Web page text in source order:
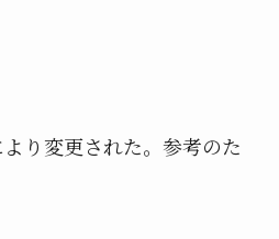
り変更された。参考のた